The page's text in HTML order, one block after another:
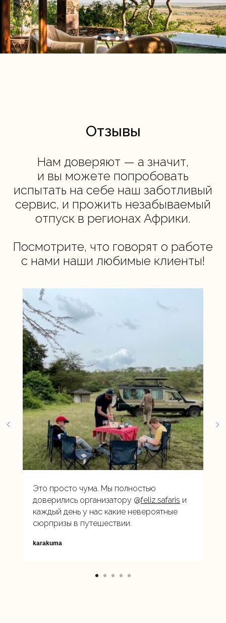
Отзывы
Нам доверяют — а значит,
и вы можете попробовать
испытать на себе наш заботливый
сервис, и прожить незабываемый
отпуск в регионах Африки.
Посмотрите, что говорят о работе
с нами наши любимые клиенты!
Это просто чума. Мы полностью
доверились организатору @feliz.safaris и
каждый день у нас какие невероятные
сюрпризы в путешествии.
karakuma